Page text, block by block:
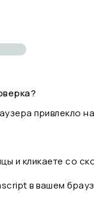
привлекло
и кликаете со
в вашем